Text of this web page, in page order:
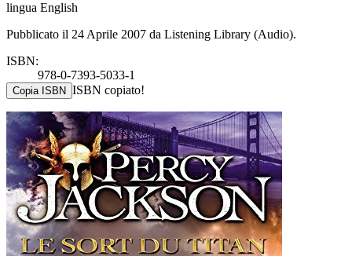
lingua English
Pubblicato il 24 Aprile 2007 da Listening Library (Audio).
ISBN:
978-0-7393-5033-1
Copia ISBN ISBN copiato!